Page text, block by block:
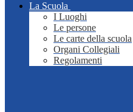
La Scuola
I Luoghi
Le persone
Le carte della scuola
Organi Collegiali
Regolamenti